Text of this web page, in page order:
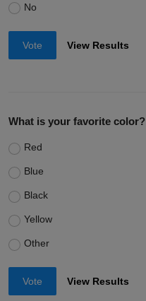
No
Vote View Results
What is your favorite color?
Red
Blue
Black
Yellow
Other
Vote View Results